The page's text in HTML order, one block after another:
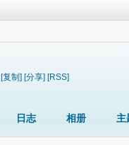
[复制] [分享] [RSS]
日志 相册 主